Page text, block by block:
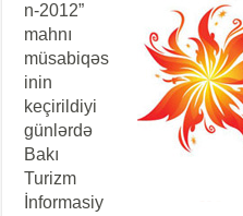
n-2012”
mahnı
müsabiqəs
inin
keçirildiyi
günlərdə
Bakı
Turizm
İnformasiy